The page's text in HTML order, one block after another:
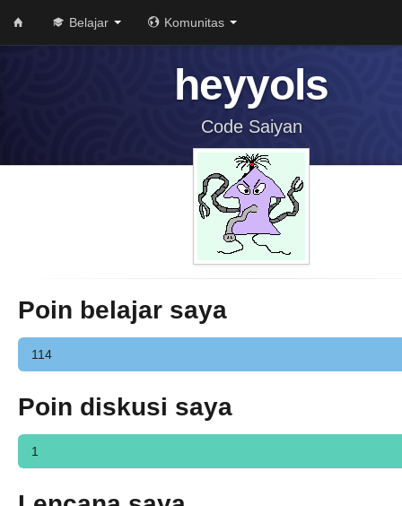
Belajar Komunitas
heyyols
Code Saiyan
Poin belajar saya
114
Poin diskusi saya
1